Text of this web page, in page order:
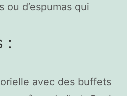
ou d’espumas qui
:
avec des buffets